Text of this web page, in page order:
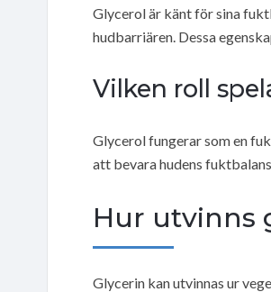
Glycerol är känt för sina
hudbarriären. Dessa
Vilken roll
Glycerol fungerar som en
att bevara hudens
Hur utvinns
Glycerin kan utvinnas ur